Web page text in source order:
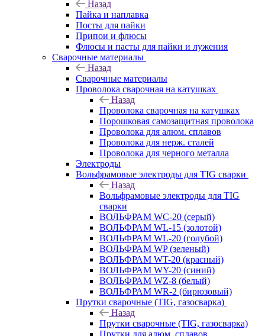
Назад
Пайка и наплавка
Посты для пайки
Припои и флюсы
Флюсы и пасты для пайки и лужения
Сварочные материалы
Назад
Сварочные материалы
Проволока сварочная на катушках
Назад
Проволока сварочная на катушках
Порошковая самозащитная проволока
Проволока для алюм. сплавов
Проволока для нерж. сталей
Проволока для черного металла
Электроды
Вольфрамовые электроды для TIG сварки
Назад
Вольфрамовые электроды для TIG
сварки
ВОЛЬФРАМ WC-20 (серый)
ВОЛЬФРАМ WL-15 (золотой)
ВОЛЬФРАМ WL-20 (голубой)
ВОЛЬФРАМ WP (зеленый)
ВОЛЬФРАМ WT-20 (красный)
ВОЛЬФРАМ WY-20 (синий)
ВОЛЬФРАМ WZ-8 (белый)
ВОЛЬФРАМ WR-2 (бирюзовый)
Прутки сварочные (TIG, газосварка)
Назад
Прутки сварочные (TIG, газосварка)
Прутки для алюм. сплавов